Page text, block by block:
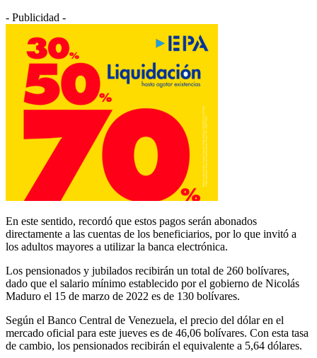
- Publicidad -
En este sentido, recordó que estos pagos serán abonados
directamente a las cuentas de los beneficiarios, por lo que invitó a
los adultos mayores a utilizar la banca electrónica.
Los pensionados y jubilados recibirán un total de 260 bolívares,
dado que el salario mínimo establecido por el gobierno de Nicolás
Maduro el 15 de marzo de 2022 es de 130 bolívares.
Según el Banco Central de Venezuela, el precio del dólar en el
mercado oficial para este jueves es de 46,06 bolívares. Con esta tasa
de cambio, los pensionados recibirán el equivalente a 5,64 dólares.